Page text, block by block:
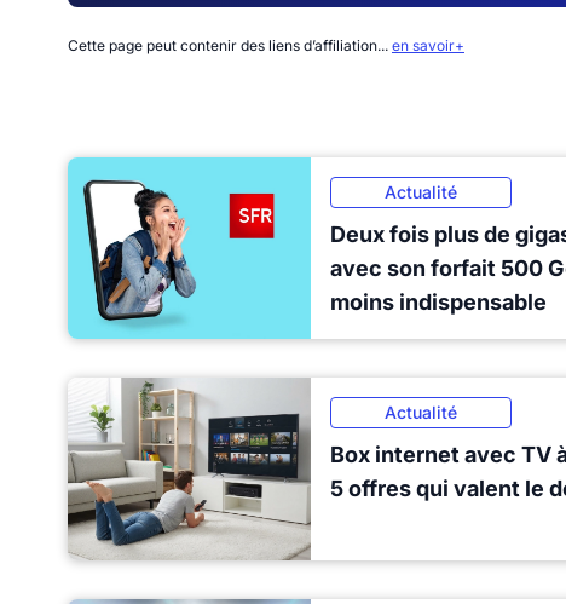
Cette page peut contenir des liens d’affiliation... en savoir+
Actualité
Deux fois plus de
avec son forfait 500
moins indispensable
Actualité
Box internet avec TV
5 offres qui valent le